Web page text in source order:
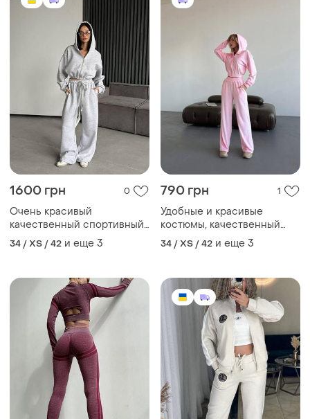
1600 грн 0
Очень красивый
качественный спортивный
костюм на флисе
34 / XS / 42 и еще 3
790 грн 1
Удобные и красивые
костюмы, качественный
пошив, двойной капюшон и
широкие брюки 💕
34 / XS / 42 и еще 3